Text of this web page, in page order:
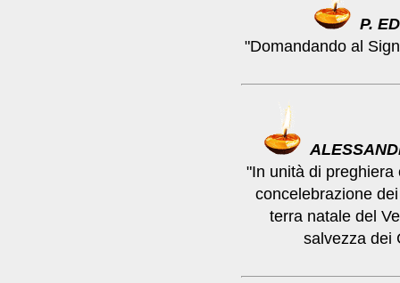
P.
"Domandando al
"In unità di
concelebrazione
terra natale del
salvezza dei